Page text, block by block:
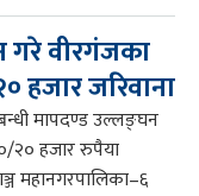
गरे वीरगंजका
हजार जरिवाना
मापदण्ड उल्लङ्घन
२० हजार रुपैया
महानगरपालिका–६